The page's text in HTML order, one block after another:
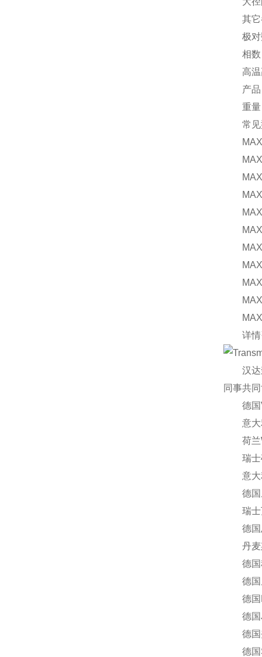
其它
极对
相数
高温
产品
重量
常见
详情
汉达森
同事共
德国
意大利
荷兰
瑞士硕
意大利
德国威
瑞士万
德国恩
丹麦斯
德国科
德国尼
德国
德国
德国夹
德国